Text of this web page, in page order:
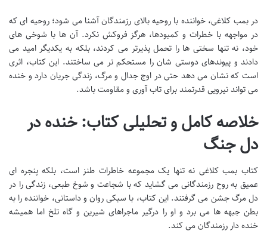
در بمب کلاغی، خواننده با روحیه بالای رزمندگان آشنا می شود؛ روحیه ای که
در مواجهه با خطرات و کمبودها، هرگز فروکش نکرد. آن ها با شوخی های
خود، نه تنها سختی ها را تحمل پذیرتر می کردند، بلکه به یکدیگر امید می
دادند و پیوندهای دوستی شان را مستحکم تر می ساختند. این کتاب، اثری
است که نشان می دهد حتی در اوج جدال و مرگ، زندگی جریان دارد و خنده
می تواند نیرویی قدرتمند برای تاب آوری و مقاومت باشد.
خلاصه کامل و تحلیلی کتاب: خنده در
دل جنگ
کتاب بمب کلاغی نه تنها یک مجموعه خاطرات طنز است، بلکه پنجره ای
عمیق به روح رزمندگانی می گشاید که با شجاعت و شوخ طبعی، زندگی را در
دل مرگ جشن می گرفتند. این کتاب، با سبکی روان و داستانی، خواننده را به
بطن جبهه ها می برد و او را درگیر ماجراهای شیرین و گاه تلخ اما همیشه
خنده دار رزمندگان می کند.